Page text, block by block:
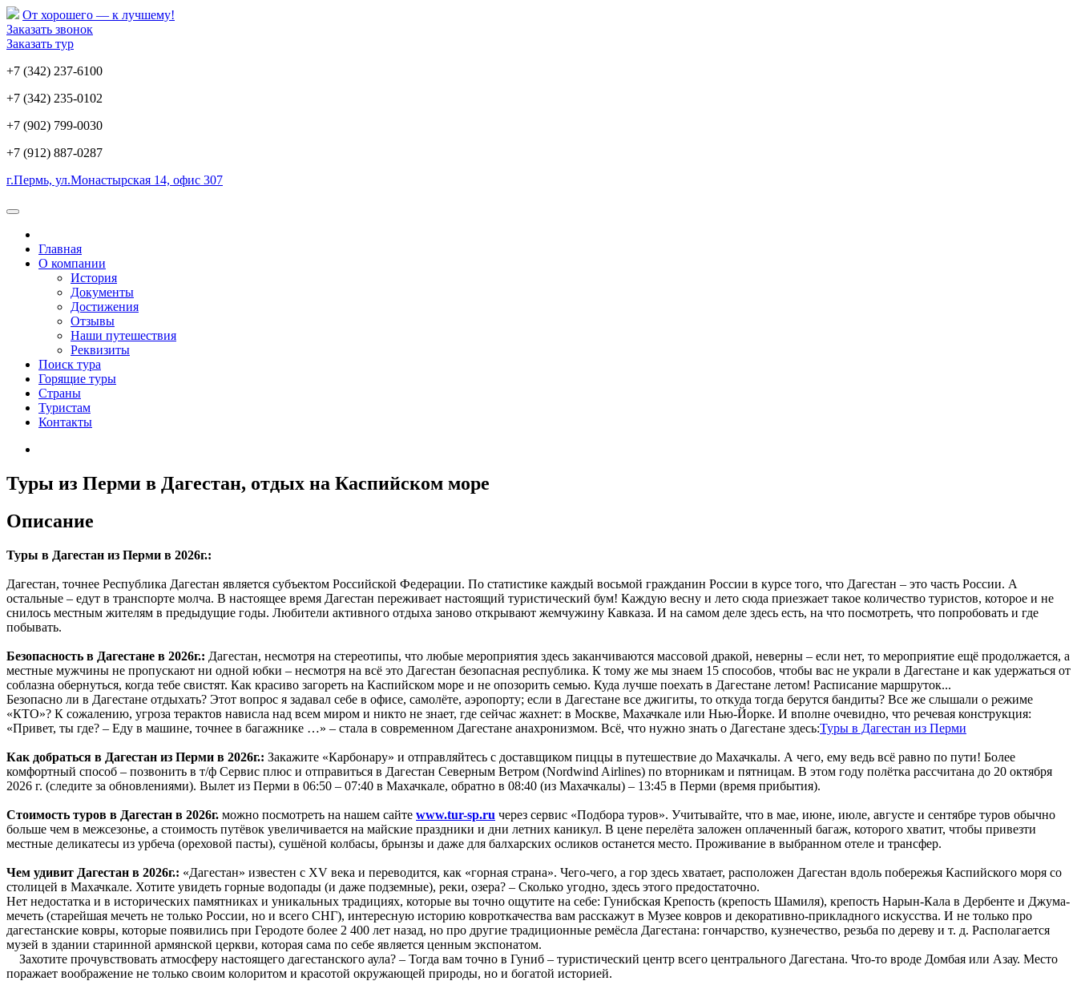
От хорошего — к лучшему!
Заказать звонок
Заказать тур
+7 (342) 237-6100
+7 (342) 235-0102
+7 (902) 799-0030
+7 (912) 887-0287
г.Пермь, ул.Монастырская 14, офис 307
Главная
О компании
История
Документы
Достижения
Отзывы
Наши путешествия
Реквизиты
Поиск тура
Горящие туры
Страны
Туристам
Контакты
Туры из Перми в Дагестан, отдых на Каспийском море
Описание
Туры в Дагестан из Перми в 2026г.:
Дагестан, точнее Республика Дагестан является субъектом Российской Федерации. По статистике каждый восьмой гражданин России в курсе того, что Дагестан – это часть России. А
остальные – едут в транспорте молча. В настоящее время Дагестан переживает настоящий туристический бум! Каждую весну и лето сюда приезжает такое количество туристов, которое и не
снилось местным жителям в предыдущие годы. Любители активного отдыха заново открывают жемчужину Кавказа. И на самом деле здесь есть, на что посмотреть, что попробовать и где
побывать.
Безопасность в Дагестане в 2026г.: Дагестан, несмотря на стереотипы, что любые мероприятия здесь заканчиваются массовой дракой, неверны – если нет, то мероприятие ещё продолжается, а
местные мужчины не пропускают ни одной юбки – несмотря на всё это Дагестан безопасная республика. К тому же мы знаем 15 способов, чтобы вас не украли в Дагестане и как удержаться от
соблазна обернуться, когда тебе свистят. Как красиво загореть на Каспийском море и не опозорить семью. Куда лучше поехать в Дагестане летом! Расписание маршруток...
Безопасно ли в Дагестане отдыхать? Этот вопрос я задавал себе в офисе, самолёте, аэропорту; если в Дагестане все джигиты, то откуда тогда берутся бандиты? Все же слышали о режиме
«КТО»? К сожалению, угроза терактов нависла над всем миром и никто не знает, где сейчас жахнет: в Москве, Махачкале или Нью-Йорке. И вполне очевидно, что речевая конструкция:
«Привет, ты где? – Еду в машине, точнее в багажнике …» – стала в современном Дагестане анахронизмом. Всё, что нужно знать о Дагестане здесь:Туры в Дагестан из Перми
Как добраться в Дагестан из Перми в 2026г.: Закажите «Карбонару» и отправляйтесь с доставщиком пиццы в путешествие до Махачкалы. А чего, ему ведь всё равно по пути! Более
комфортный способ – позвонить в т/ф Сервис плюс и отправиться в Дагестан Северным Ветром (Nordwind Airlines) по вторникам и пятницам. В этом году полётка рассчитана до 20 октября
2026 г. (следите за обновлениями). Вылет из Перми в 06:50 – 07:40 в Махачкале, обратно в 08:40 (из Махачкалы) – 13:45 в Перми (время прибытия).
Стоимость туров в Дагестан в 2026г. можно посмотреть на нашем сайте www.tur-sp.ru через сервис «Подбора туров». Учитывайте, что в мае, июне, июле, августе и сентябре туров обычно
больше чем в межсезонье, а стоимость путёвок увеличивается на майские праздники и дни летних каникул. В цене перелёта заложен оплаченный багаж, которого хватит, чтобы привезти
местные деликатесы из урбеча (ореховой пасты), сушёной колбасы, брынзы и даже для балхарских осликов останется место. Проживание в выбранном отеле и трансфер.
Чем удивит Дагестан в 2026г.: «Дагестан» известен с XV века и переводится, как «горная страна». Чего-чего, а гор здесь хватает, расположен Дагестан вдоль побережья Каспийского моря со
столицей в Махачкале. Хотите увидеть горные водопады (и даже подземные), реки, озера? – Сколько угодно, здесь этого предостаточно.
Нет недостатка и в исторических памятниках и уникальных традициях, которые вы точно ощутите на себе: Гунибская Крепость (крепость Шамиля), крепость Нарын-Кала в Дербенте и Джума-
мечеть (старейшая мечеть не только России, но и всего СНГ), интересную историю ковроткачества вам расскажут в Музее ковров и декоративно-прикладного искусства. И не только про
дагестанские ковры, которые появились при Геродоте более 2 400 лет назад, но про другие традиционные ремёсла Дагестана: гончарство, кузнечество, резьба по дереву и т. д. Располагается
музей в здании старинной армянской церкви, которая сама по себе является ценным экспонатом.
Захотите прочувствовать атмосферу настоящего дагестанского аула? – Тогда вам точно в Гуниб – туристический центр всего центрального Дагестана. Что-то вроде Домбая или Азау. Место
поражает воображение не только своим колоритом и красотой окружающей природы, но и богатой историей.